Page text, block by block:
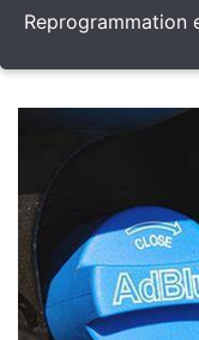
Reprogrammation